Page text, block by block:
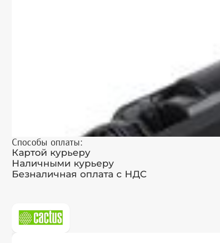
Способы оплаты:
Картой курьеру
Наличными курьеру
Безналичная оплата с НДС